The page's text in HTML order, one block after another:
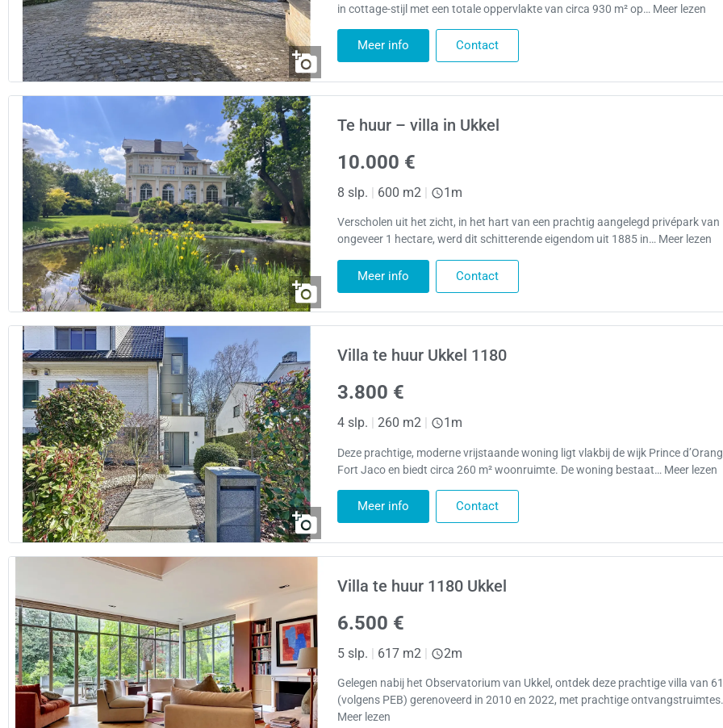
in cottage-stijl met een totale oppervlakte van circa 930 m² op… Meer lezen
Meer info Contact
Te huur – villa in Ukkel
10.000 €
8 slp. | 600 m2 | 1m
Verscholen uit het zicht, in het hart van een prachtig aangelegd privépark van
ongeveer 1 hectare, werd dit schitterende eigendom uit 1885 in… Meer lezen
Meer info Contact
Villa te huur Ukkel 1180
3.800 €
4 slp. 260 m2 1m
Deze prachtige, moderne vrijstaande woning ligt vlakbij de wijk Prince
Fort Jaco en biedt circa 260 m² woonruimte. De woning bestaat… Meer lezen
Meer info Contact
Villa te huur 1180 Ukkel
6.500 €
5 slp. | 617 m2 | 2m
Gelegen nabij het Observatorium van Ukkel, ontdek deze prachtige villa van
(volgens PEB) gerenoveerd in 2010 en 2022, met prachtige
Meer lezen